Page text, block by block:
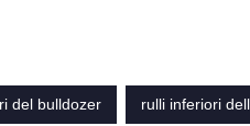
del bulldozer
rulli inferiori